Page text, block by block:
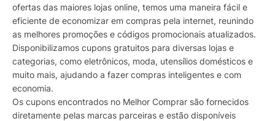
ofertas das maiores lojas online, temos uma maneira fácil e
eficiente de economizar em compras pela internet, reunindo
as melhores promoções e códigos promocionais atualizados.
Disponibilizamos cupons gratuitos para diversas lojas e
categorias, como eletrônicos, moda, utensílios domésticos e
muito mais, ajudando a fazer compras inteligentes e com
economia.
Os cupons encontrados no Melhor Comprar são fornecidos
diretamente pelas marcas parceiras e estão disponíveis